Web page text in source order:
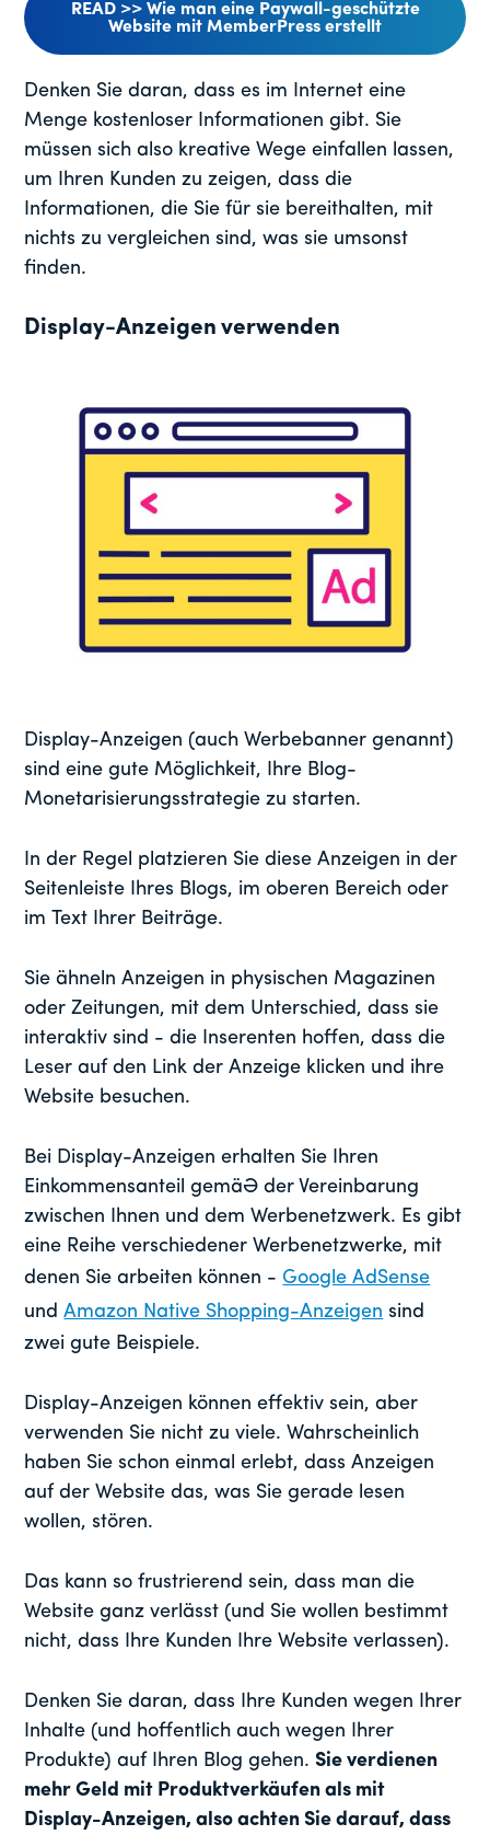
READ >> Wie man eine Paywall-geschützte
Website mit MemberPress erstellt
Denken Sie daran, dass es im Internet eine
Menge kostenloser Informationen gibt. Sie
müssen sich also kreative Wege einfallen lassen,
um Ihren Kunden zu zeigen, dass die
Informationen, die Sie für sie bereithalten, mit
nichts zu vergleichen sind, was sie umsonst
finden.
Display-Anzeigen verwenden
Display-Anzeigen (auch Werbebanner genannt)
sind eine gute Möglichkeit, Ihre Blog-
Monetarisierungsstrategie zu starten.
In der Regel platzieren Sie diese Anzeigen in der
Seitenleiste Ihres Blogs, im oberen Bereich oder
im Text Ihrer Beiträge.
Sie ähneln Anzeigen in physischen Magazinen
oder Zeitungen, mit dem Unterschied, dass sie
interaktiv sind - die Inserenten hoffen, dass die
Leser auf den Link der Anzeige klicken und ihre
Website besuchen.
Bei Display-Anzeigen erhalten Sie Ihren
Einkommensanteil gemäß der Vereinbarung
zwischen Ihnen und dem Werbenetzwerk. Es gibt
eine Reihe verschiedener Werbenetzwerke, mit
denen Sie arbeiten können - Google AdSense
undAmazon Native Shopping-Anzeigen sind
zwei gute Beispiele.
Display-Anzeigen können effektiv sein, aber
verwenden Sie nicht zu viele. Wahrscheinlich
haben Sie schon einmal erlebt, dass Anzeigen
auf der Website das, was Sie gerade lesen
wollen, stören.
Das kann so frustrierend sein, dass man die
Website ganz verlässt (und Sie wollen bestimmt
nicht, dass Ihre Kunden Ihre Website verlassen).
Denken Sie daran, dass Ihre Kunden wegen Ihrer
Inhalte (und hoffentlich auch wegen Ihrer
Produkte) auf Ihren Blog gehen.Sie verdienen
mehr Geld mit Produktverkäufen als mit
Display-Anzeigen, also achten Sie darauf, dass